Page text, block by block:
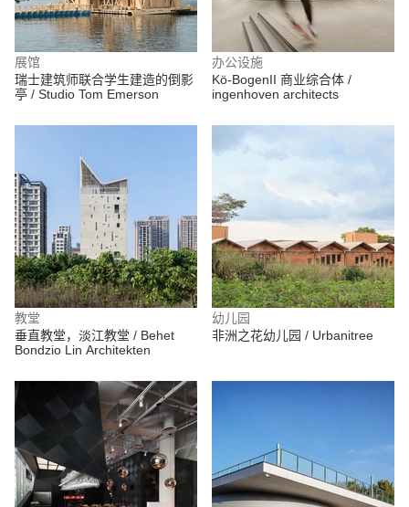
展馆
瑞士建筑师联合学生建造的倒影
亭 / Studio Tom Emerson
办公设施
Kö-BogenII 商业综合体 /
ingenhoven architects
教堂
垂直教堂，淡江教堂 / Behet
Bondzio Lin Architekten
幼儿园
非洲之花幼儿园 / Urbanitree